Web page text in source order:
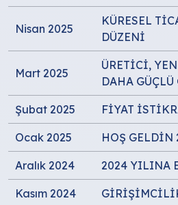
Nisan 2025
KÜRESEL
DÜZENİ
Mart 2025
ÜRETİCİ,
DAHA
Şubat 2025 FİYAT
Ocak 2025 HOŞ GELDİN
Aralık 2024 2024 YILINA
Kasım 2024